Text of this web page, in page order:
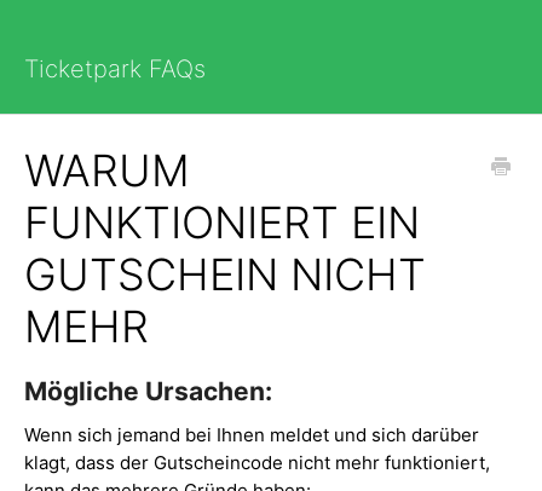
Ticketpark FAQs
WARUM
FUNKTIONIERT EIN
GUTSCHEIN NICHT
MEHR
Mögliche Ursachen:
Wenn sich jemand bei Ihnen meldet und sich darüber
klagt, dass der Gutscheincode nicht mehr funktioniert,